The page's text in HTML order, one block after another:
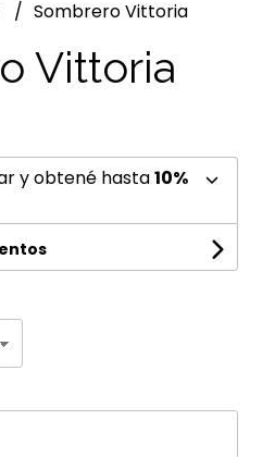
Sombrero Vittoria
Vittoria
y obtené hasta10%